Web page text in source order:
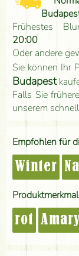
Frühestes
20:00
Oder andere
Sie können Ihr
Budapest
Falls Sie
unserem
Empfohlen für
Winter
rot